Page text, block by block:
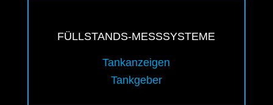
FÜLLSTANDS-MESSSYSTEME
Tankanzeigen
Tankgeber